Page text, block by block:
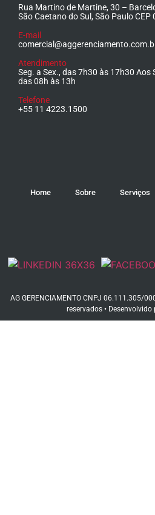
Rua Martino de Martine, 30 –
São Caetano do Sul, São Paulo CEP
E-mail
Atendimento
Seg. a Sex., das 7h30 às 17h30 Aos
das 08h às 13h
Telefone
+55 11 4223.1500
Home Sobre Serviços
AG GERENCIAMENTO CNPJ 06.111.305/
reservados • Desenvolvido